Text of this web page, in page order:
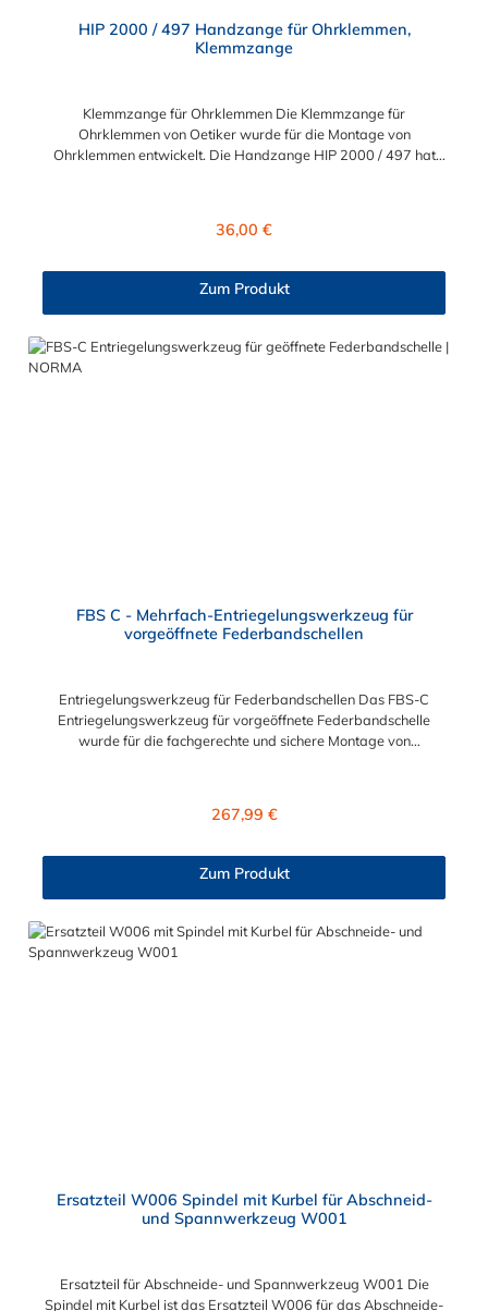
HIP 2000 / 497 Handzange für Ohrklemmen,
Klemmzange
Klemmzange für Ohrklemmen Die Klemmzange für
Ohrklemmen von Oetiker wurde für die Montage von
Ohrklemmen entwickelt. Die Handzange HIP 2000 / 497 hat
Ohrklemme kann mühelos geschlossen und montiert werden.
hochwertig, sodass sie für den Einsatz in Industrie und Gewerbe
sehr gefragt ist.
Regulärer Preis:
36,00 €
Zum Produkt
FBS C - Mehrfach-Entriegelungswerkzeug für
vorgeöffnete Federbandschellen
Entriegelungswerkzeug für Federbandschellen Das FBS-C
Entriegelungswerkzeug für vorgeöffnete Federbandschelle
wurde für die fachgerechte und sichere Montage von
montieren. Wir empfehlen Gewerbe und Industrie das
Regulärer Preis:
267,99 €
Zum Produkt
Ersatzteil W006 Spindel mit Kurbel für Abschneid-
und Spannwerkzeug W001
Ersatzteil für Abschneide- und Spannwerkzeug W001 Die
Spindel mit Kurbel ist das Ersatzteil W006 für das Abschneide-